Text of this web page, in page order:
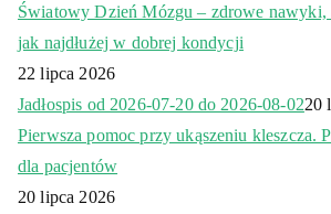
Światowy Dzień Mózgu – zdrowe nawyki,
jak najdłużej w dobrej kondycji
22 lipca 2026
Jadłospis od 2026-07-20 do 2026-08-0220
Pierwsza pomoc przy ukąszeniu kleszcza.
dla pacjentów
20 lipca 2026